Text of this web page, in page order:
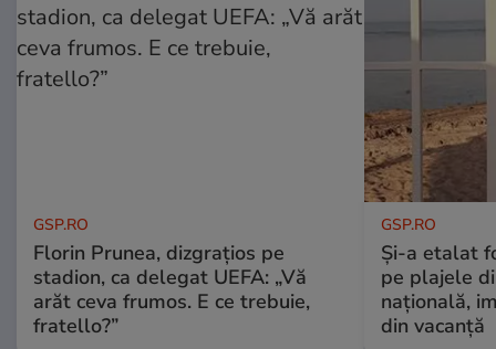
GSP.RO
Florin Prunea, dizgrațios pe
stadion, ca delegat UEFA: „Vă
arăt ceva frumos. E ce trebuie,
fratello?”
GSP.RO
Și-a etalat
pe plajele
națională,
din vacanță